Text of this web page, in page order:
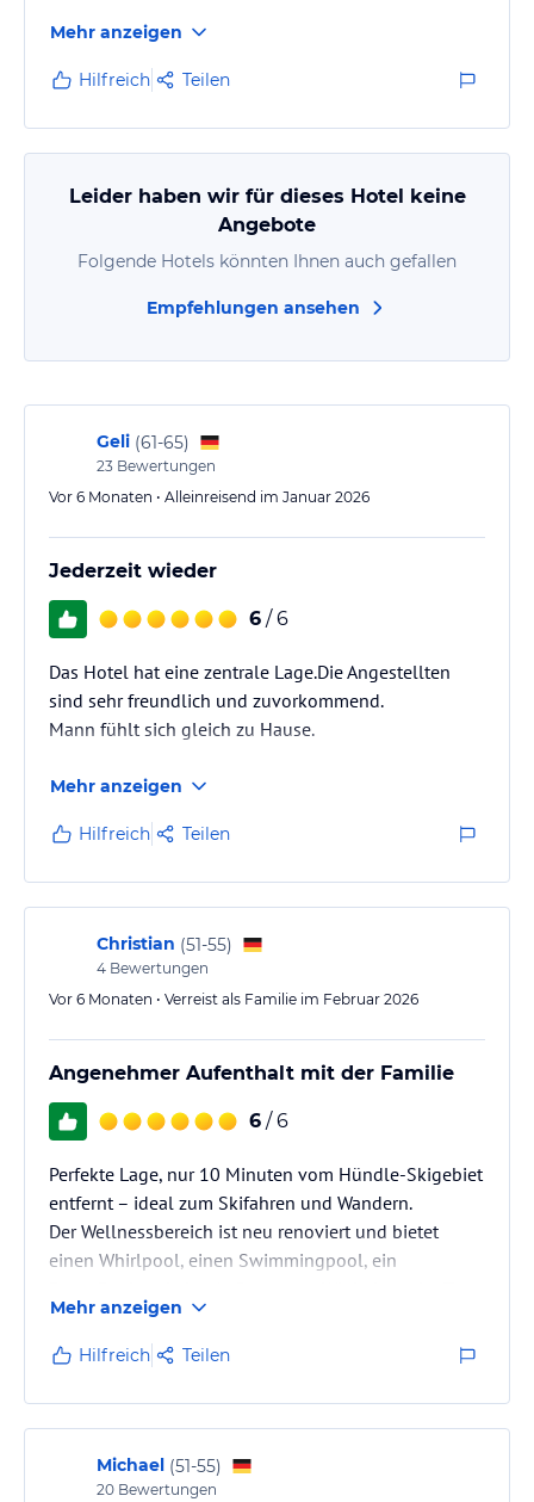
Mehr anzeigen
Hilfreich Teilen
Leider haben wir für dieses Hotel keine
Angebote
Folgende Hotels könnten Ihnen auch gefallen
Empfehlungen ansehen
Geli (61-65)
23 Bewertungen
Vor 6 Monaten • Alleinreisend im Januar 2026
Jederzeit wieder
6 / 6
Das Hotel hat eine zentrale Lage.Die Angestellten
sind sehr freundlich und zuvorkommend.
Mann fühlt sich gleich zu Hause.
Mehr anzeigen
Hilfreich Teilen
Christian (51-55)
4 Bewertungen
Vor 6 Monaten • Verreist als Familie im Februar 2026
Angenehmer Aufenthalt mit der Familie
6 / 6
Perfekte Lage, nur 10 Minuten vom Hündle-Skigebiet
entfernt – ideal zum Skifahren und Wandern.
Der Wellnessbereich ist neu renoviert und bietet
einen Whirlpool, einen Swimmingpool, ein
hier verbracht und alles war top! Wir kommen auf
jeden Fall wieder.
Mehr anzeigen
Hilfreich Teilen
Michael (51-55)
20 Bewertungen